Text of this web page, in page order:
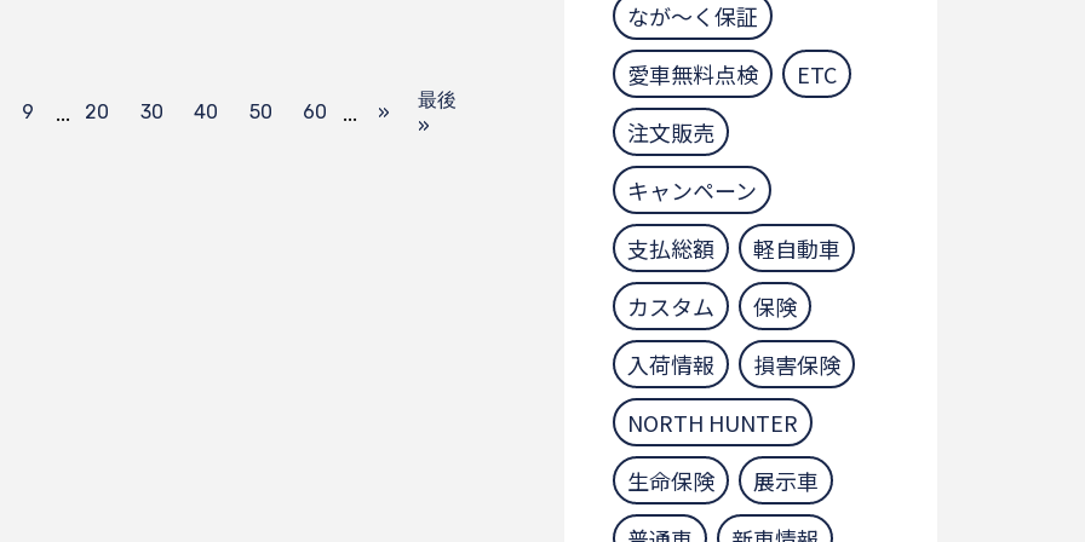
9 ... 20 30 40 50 60 ... »
最後
»
なが～く保証
愛車無料点検
ETC
注文販売
キャンペーン
支払総額
軽自動車
カスタム
保険
入荷情報
損害保険
NORTH HUNTER
生命保険
展示車